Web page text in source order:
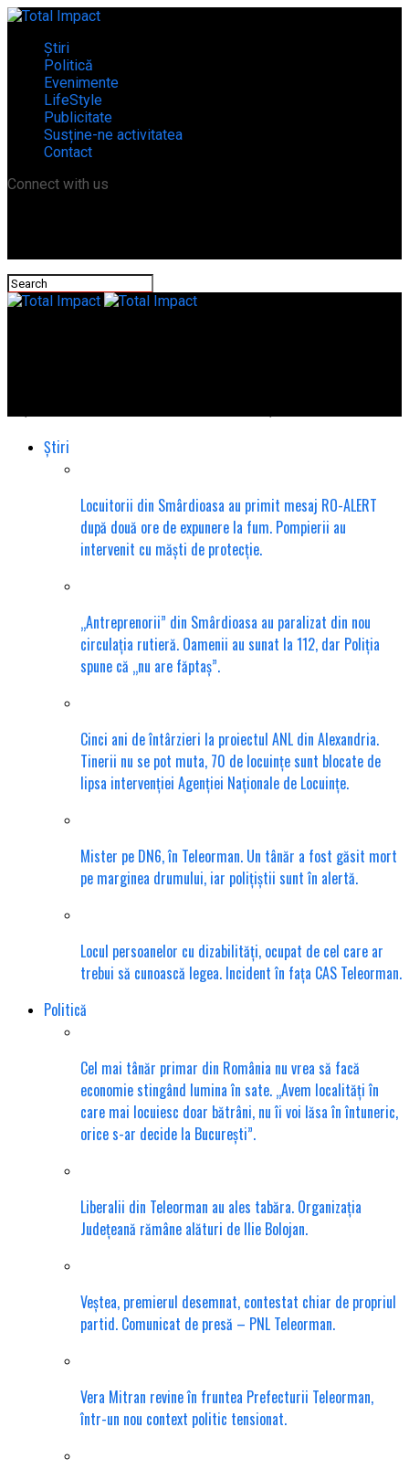
Știri
Politică
Evenimente
LifeStyle
Publicitate
Susține-ne activitatea
Contact
Connect with us
Știri
Locuitorii din Smârdioasa au primit mesaj RO-ALERT
după două ore de expunere la fum. Pompierii au
intervenit cu măști de protecție.
„Antreprenorii” din Smârdioasa au paralizat din nou
circulația rutieră. Oamenii au sunat la 112, dar Poliția
spune că „nu are făptaș”.
Cinci ani de întârzieri la proiectul ANL din Alexandria.
Tinerii nu se pot muta, 70 de locuințe sunt blocate de
lipsa intervenției Agenției Naționale de Locuințe.
Mister pe DN6, în Teleorman. Un tânăr a fost găsit mort
pe marginea drumului, iar polițiștii sunt în alertă.
Locul persoanelor cu dizabilități, ocupat de cel care ar
trebui să cunoască legea. Incident în fața CAS Teleorman.
Politică
Cel mai tânăr primar din România nu vrea să facă
economie stingând lumina în sate. „Avem localități în
care mai locuiesc doar bătrâni, nu îi voi lăsa în întuneric,
orice s-ar decide la București”.
Liberalii din Teleorman au ales tabăra. Organizația
Județeană rămâne alături de Ilie Bolojan.
Veștea, premierul desemnat, contestat chiar de propriul
partid. Comunicat de presă – PNL Teleorman.
Vera Mitran revine în fruntea Prefecturii Teleorman,
într-un nou context politic tensionat.